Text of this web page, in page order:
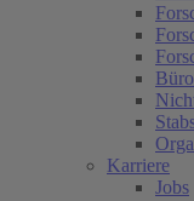
Karriere
Jobs